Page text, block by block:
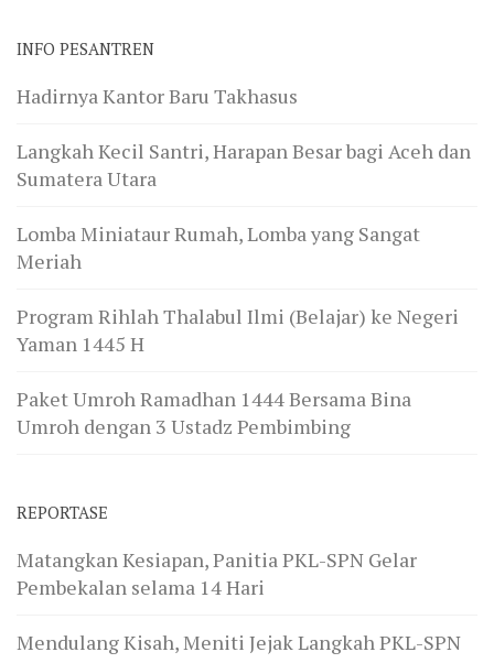
INFO PESANTREN
Hadirnya Kantor Baru Takhasus
Langkah Kecil Santri, Harapan Besar bagi Aceh dan
Sumatera Utara
Lomba Miniataur Rumah, Lomba yang Sangat
Meriah
Program Rihlah Thalabul Ilmi (Belajar) ke Negeri
Yaman 1445 H
Paket Umroh Ramadhan 1444 Bersama Bina
Umroh dengan 3 Ustadz Pembimbing
REPORTASE
Matangkan Kesiapan, Panitia PKL-SPN Gelar
Pembekalan selama 14 Hari
Mendulang Kisah, Meniti Jejak Langkah PKL-SPN